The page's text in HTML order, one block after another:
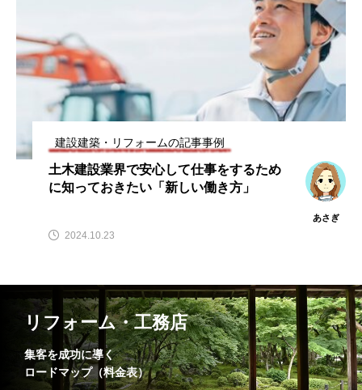
建設建築・リフォームの記事事例
土木建設業界で安心して仕事をするため
に知っておきたい「新しい働き方」
あさぎ
2024.10.23
リフォーム・工務店
集客を成功に導く
ロードマップ（料金表）